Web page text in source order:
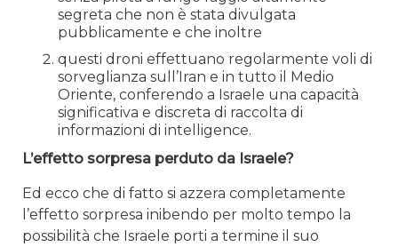
segreta che non è stata divulgata
pubblicamente e che inoltre
questi droni effettuano regolarmente voli di
sorveglianza sull’Iran e in tutto il Medio
Oriente, conferendo a Israele una capacità
significativa e discreta di raccolta di
informazioni di intelligence.
L’effetto sorpresa perduto da Israele?
Ed ecco che di fatto si azzera completamente
l’effetto sorpresa inibendo per molto tempo la
possibilità che Israele porti a termine il suo